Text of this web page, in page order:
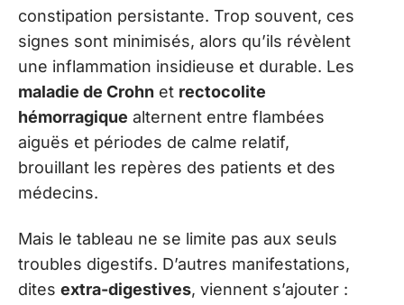
constipation persistante. Trop souvent, ces
signes sont minimisés, alors qu’ils révèlent
une inflammation insidieuse et durable. Les
maladie de Crohn et rectocolite
hémorragique alternent entre flambées
aiguës et périodes de calme relatif,
brouillant les repères des patients et des
médecins.
Mais le tableau ne se limite pas aux seuls
troubles digestifs. D’autres manifestations,
dites extra-digestives, viennent s’ajouter :